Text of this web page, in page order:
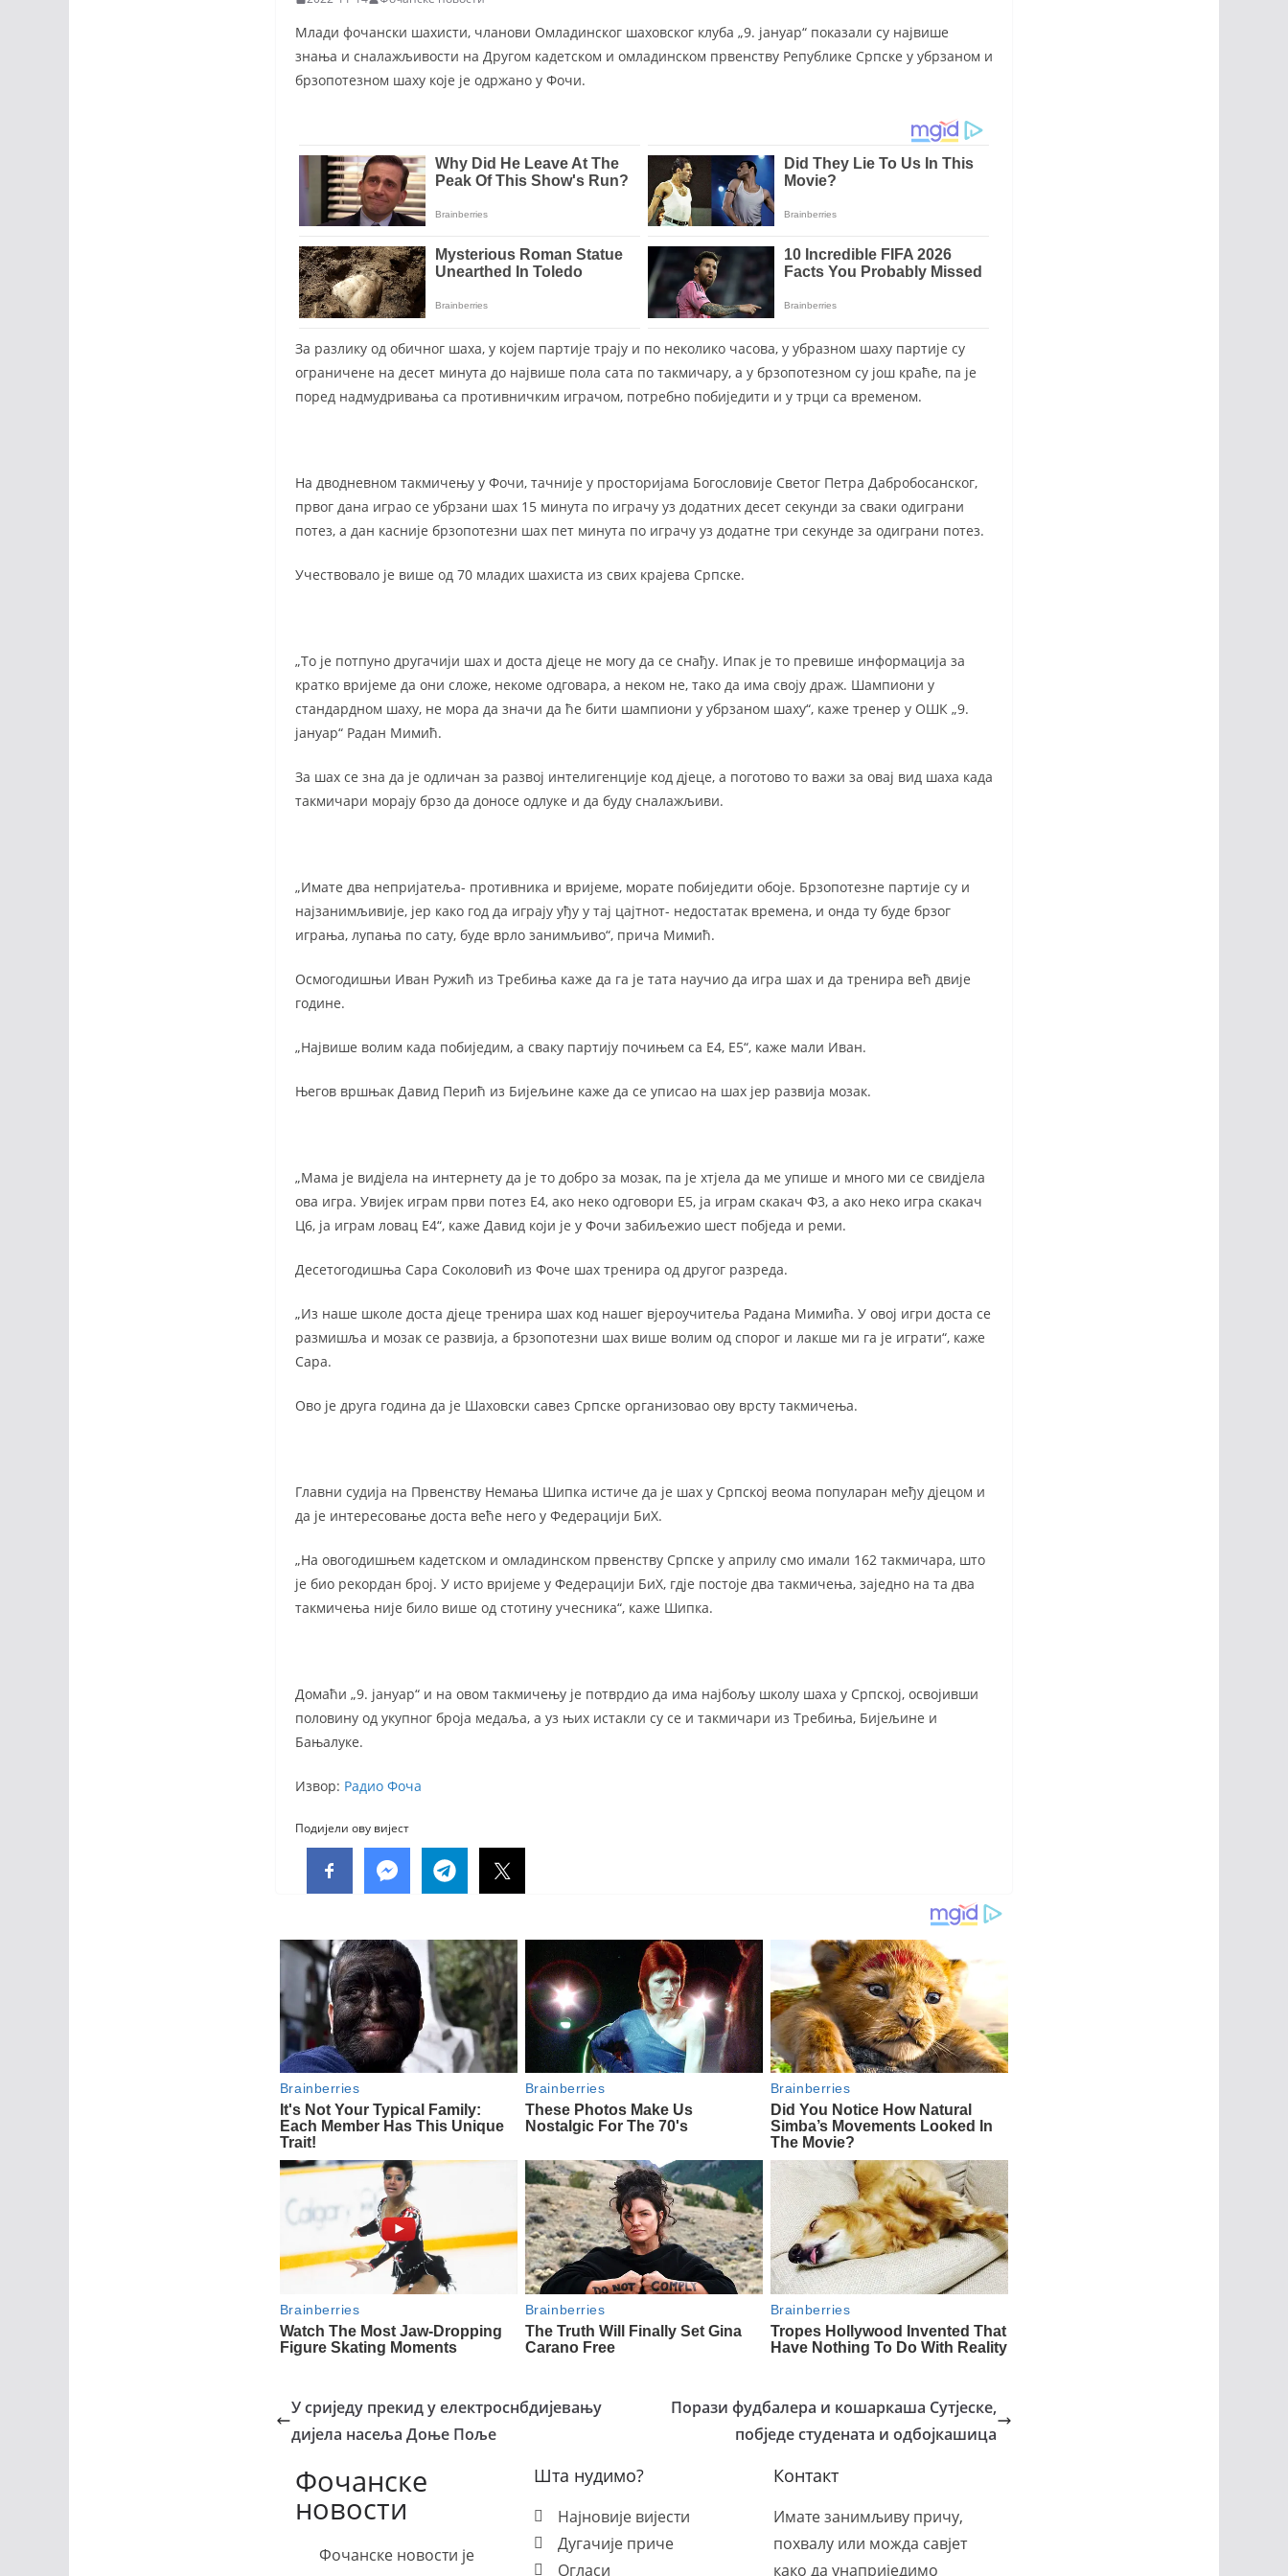
Млади фочански шахисти, чланови Омладинског шаховског клуба „9. јануар“ показали су највише
знања и сналажљивости на Другом кадетском и омладинском првенству Републике Српске у убрзаном и
брзопотезном шаху које је одржано у Фочи.
За разлику од обичног шаха, у којем партије трају и по неколико часова, у убразном шаху партије су
ограничене на десет минута до највише пола сата по такмичару, а у брзопотезном су још краће, па је
поред надмудривања са противничким играчом, потребно побиједити и у трци са временом.
На дводневном такмичењу у Фочи, тачније у просторијама Богословије Светог Петра Дабробосанског,
првог дана играо се убрзани шах 15 минута по играчу уз додатних десет секунди за сваки одиграни
потез, а дан касније брзопотезни шах пет минута по играчу уз додатне три секунде за одиграни потез.
Учествовало је више од 70 младих шахиста из свих крајева Српске.
„То је потпуно другачији шах и доста дјеце не могу да се снађу. Ипак је то превише информација за
кратко вријеме да они сложе, некоме одговара, а неком не, тако да има своју драж. Шампиони у
стандардном шаху, не мора да значи да ће бити шампиони у убрзаном шаху“, каже тренер у ОШК „9.
јануар“ Радан Мимић.
За шах се зна да је одличан за развој интелигенције код дјеце, а поготово то важи за овај вид шаха када
такмичари морају брзо да доносе одлуке и да буду сналажљиви.
„Имате два непријатеља- противника и вријеме, морате побиједити обоје. Брзопотезне партије су и
најзанимљивије, јер како год да играју уђу у тај цајтнот- недостатак времена, и онда ту буде брзог
играња, лупања по сату, буде врло занимљиво“, прича Мимић.
Осмогодишњи Иван Ружић из Требиња каже да га је тата научио да игра шах и да тренира већ двије
године.
„Највише волим када побиједим, а сваку партију почињем са Е4, Е5“, каже мали Иван.
Његов вршњак Давид Перић из Бијељине каже да се уписао на шах јер развија мозак.
„Мама је видјела на интернету да је то добро за мозак, па је хтјела да ме упише и много ми се свидјела
ова игра. Увијек играм први потез Е4, ако неко одговори Е5, ја играм скакач Ф3, а ако неко игра скакач
Ц6, ја играм ловац Е4“, каже Давид који је у Фочи забиљежио шест побједа и реми.
Десетогодишња Сара Соколовић из Фоче шах тренира од другог разреда.
„Из наше школе доста дјеце тренира шах код нашег вјероучитеља Радана Мимића. У овој игри доста се
размишља и мозак се развија, а брзопотезни шах више волим од спорог и лакше ми га је играти“, каже
Сара.
Ово је друга година да је Шаховски савез Српске организовао ову врсту такмичења.
Главни судија на Првенству Немања Шипка истиче да је шах у Српској веома популаран међу дјецом и
да је интересовање доста веће него у Федерацији БиХ.
„На овогодишњем кадетском и омладинском првенству Српске у априлу смо имали 162 такмичара, што
је био рекордан број. У исто вријеме у Федерацији БиХ, гдје постоје два такмичења, заједно на та два
такмичења није било више од стотину учесника“, каже Шипка.
Домаћи „9. јануар“ и на овом такмичењу је потврдио да има најбољу школу шаха у Српској, освојивши
половину од укупног броја медаља, а уз њих истакли су се и такмичари из Требиња, Бијељине и
Бањалуке.
Извор: Радио Фоча
Подијели ову вијест
У сриједу прекид у електроснбдијевању
дијела насеља Доње Поље
Порази фудбалера и кошаркаша Сутјеске,
побједе студената и одбојкашица
Фочанске
новости
Фочанске новости је
Шта нудимо?
Најновије вијести
Дугачије приче
Огласи
Контакт
Имате занимљиву причу,
похвалу или можда савјет
како да унаприједимо